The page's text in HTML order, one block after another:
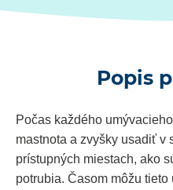
Popis
Počas každého
mastnota a zvyšky usadiť v
prístupných miestach, ako
potrubia. Časom môžu